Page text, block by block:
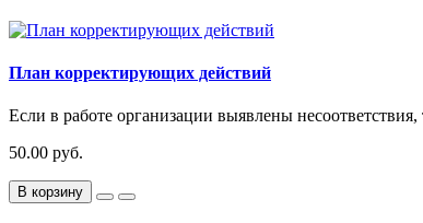
План корректирующих действий
Если в работе организации выявлены
50.00 руб.
В корзину